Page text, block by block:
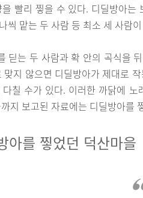
빨리 찧을 수 있다. 디딜방아
씩 맡는 두 사람 등 최소 세 사람
딛는 두 사람과 확 안의 곡식을
맞지 않으면 디딜방아가 제대로
칠 수가 있다. 이러한 까닭에
지 보고된 자료에는 디딜방아를
아를 찧었던 덕산마을